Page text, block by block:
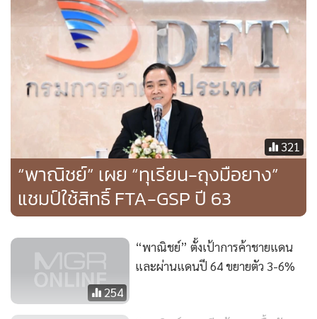
อิเล็กทรอนิกส์ แนบเอกสารมาเลย เจ้าหน้าที่ดึงคำขอมาตรวจ
เมื่อตรวจแล้ว อนุมัติ อนุญาต และเซ็นแบบสด โดยเหลือ 3 ขั้น
ตอน เวลาลดมาเหลือ 15 นาที/ฉบับ จากนั้นพัฒนาไปอีกสเต็ป
นำระบบ Electronic Signature and Seal (ESS) มาใช้ ให้ยื่น
คำขอและแนบเอกสารทางอิเล็กทรอนิกส์ และให้ผู้ประกอบการ
ลงนามอิเล็กทรอนิกส์ เจ้าหน้าที่ก็ลงนามแบบอิเล็กทรอนิกส์
ทำให้ลดเหลือ 2 ขั้นตอน ใช้เวลาเหลือ 10 นาที/ฉบับ จะเห็นว่า
พัฒนาจนเป็นระบบที่สุดยอด และรวดเร็วมาก
“ถึงจุดนี้ ผู้ประกอบการที่จะมาใช้บริการขอหนังสือสำคัญ ทั้ง
การส่งออกนำเข้า หรือการใช้สิทธิ์ภายใต้ FTA สามารถที่จะมา
เรียนรู้ระบบกับกรมฯ ได้ เรามีอบรมให้ สอนตั้งแต่วิธีการใช้ การ
ส่งเอกสาร รูปแบบตราประทับของบริษัท ลายเซ็นผู้มีอำนาจต้อง
แบบไหน การเซ็นแบบอิเล็กทรอนิกส์ต้องทำอย่างไร มีสอน
หมด”
321
“พาณิชย์” เผย “ทุเรียน-ถุงมือยาง”
แชมป์ใช้สิทธิ์ FTA-GSP ปี 63
254
“พาณิชย์” ตั้งเป้าการค้าชายแดน
และผ่านแดนปี 64 ขยายตัว 3-6%